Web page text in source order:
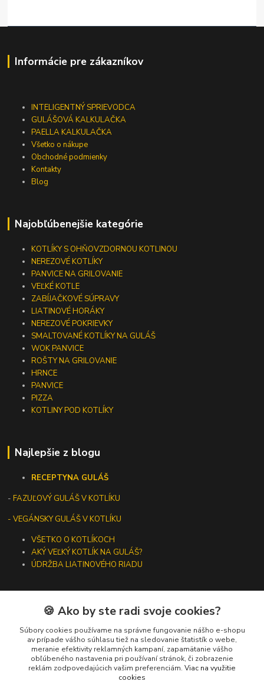
Informácie pre zákazníkov
INTELIGENTNÝ SPRIEVODCA
GULÁŠOVÁ KALKULAČKA
PAELLA KALKULAČKA
Všetko o nákupe
Obchodné podmienky
Kontakty
Blog
Najobľúbenejšie kategórie
KOTLÍKY S OHŇOVZDORNOU KOTLINOU
NEREZOVÉ KOTLÍKY
PANVICE NA GRILOVANIE
VEĽKÉ KOTLE
ZABÍJAČKOVÉ SÚPRAVY
LIATINOVÉ HORÁKY
NEREZOVÉ POKRIEVKY
SMALTOVANÉ KOTLÍKY NA GULÁŠ
WOK PANVICE
ROŠTY NA GRILOVANIE
HRNCE
PANVICE
PIZZA
KOTLINY POD KOTLÍKY
Najlepšie z blogu
RECEPTYNA GULÁŠ
-FAZUĽOVÝ GULÁŠ V KOTLÍKU
- VEGÁNSKY GULÁŠ V KOTLÍKU
VŠETKO O KOTLÍKOCH
AKÝ VEĽKÝ KOTLÍK NA GULÁŠ?
ÚDRŽBA LIATINOVÉHO RIADU
Kontakty
+421 919 275 553
(Po-Pia, 10-13 hod.)
🍪 Ako by ste radi svoje cookies?
Súbory cookies používame na správne fungovanie nášho e-shopu
av prípade vášho súhlasu tiež na sledovanie štatistík o webe,
meranie efektivity reklamných kampaní, zapamätanie vášho
obľúbeného nastavenia pri používaní stránok, či zobrazenie
reklám zodpovedajúcich vašim preferenciám. Viac na využitie
cookies